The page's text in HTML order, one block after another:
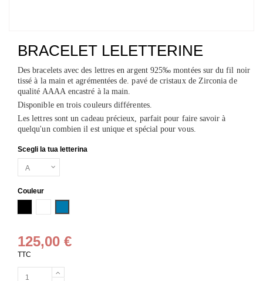
BRACELET LELETTERINE
Des bracelets avec des lettres en argent 925‰ montées sur du fil noir
tissé à la main et agrémentées de.pavé de cristaux de Zirconia de
qualité AAAA encastré à la main.
Disponible en trois couleurs différentes.
Les lettres sont un cadeau précieux, parfait pour faire savoir à
quelqu'un combien il est unique et spécial pour vous.
Scegli la tua letterina
Couleur
125,00 €
TTC